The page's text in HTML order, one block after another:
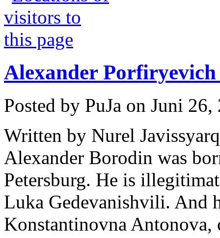
Alexander
Posted by PuJa on Juni 26,
Written by Nurel
Alexander Borodin was
Petersburg. He is
Luka Gedevanishvili. And
Konstantinovna Antonova,